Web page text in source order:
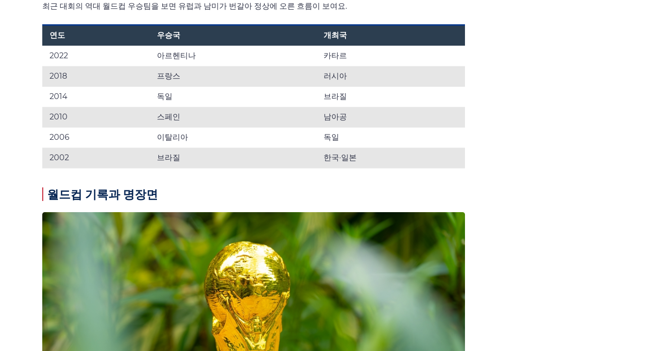
최근 대회의 역대 월드컵 우승팀을 보면 유럽과 남미가 번갈아 정상에 오른 흐름이 보여요.
연도 우승국 개최국
2022 아르헨티나 카타르
2018 프랑스 러시아
2014 독일 브라질
2010 스페인 남아공
2006 이탈리아 독일
2002 브라질 한국·일본
월드컵 기록과 명장면